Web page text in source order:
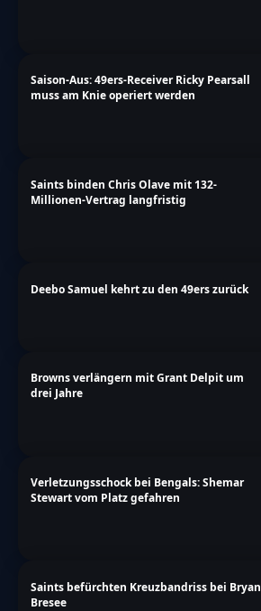
Saison-Aus: 49ers-Receiver Ricky Pearsall
muss am Knie operiert werden
Saints binden Chris Olave mit 132-
Millionen-Vertrag langfristig
Deebo Samuel kehrt zu den 49ers zurück
Browns verlängern mit Grant Delpit um
drei Jahre
Verletzungsschock bei Bengals: Shemar
Stewart vom Platz gefahren
Saints befürchten Kreuzbandriss bei Bryan
Bresee